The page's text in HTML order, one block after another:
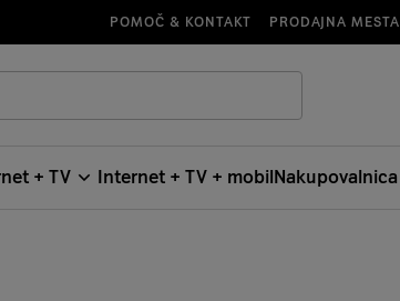
POMOČ & KONTAKT PRODAJNA MESTA
+ TV Internet + TV + mobilNakupovalnica